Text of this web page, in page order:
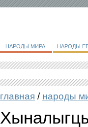
НАРОДЫ МИРА НАРОДЫ
главная / народы